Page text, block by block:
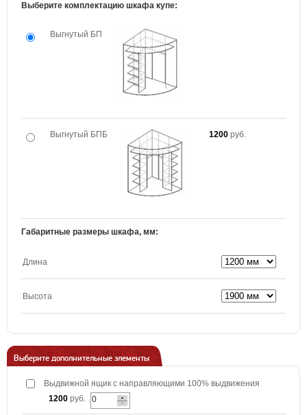
Выберите комплектацию шкафа купе:
Выгнутый БП
Выгнутый БПБ 1200 руб.
Габаритные размеры шкафа, мм:
Длина
Высота
Выберите дополнительные элементы
Выдвижной ящик с направляющими 100% выдвижения
1200 руб.